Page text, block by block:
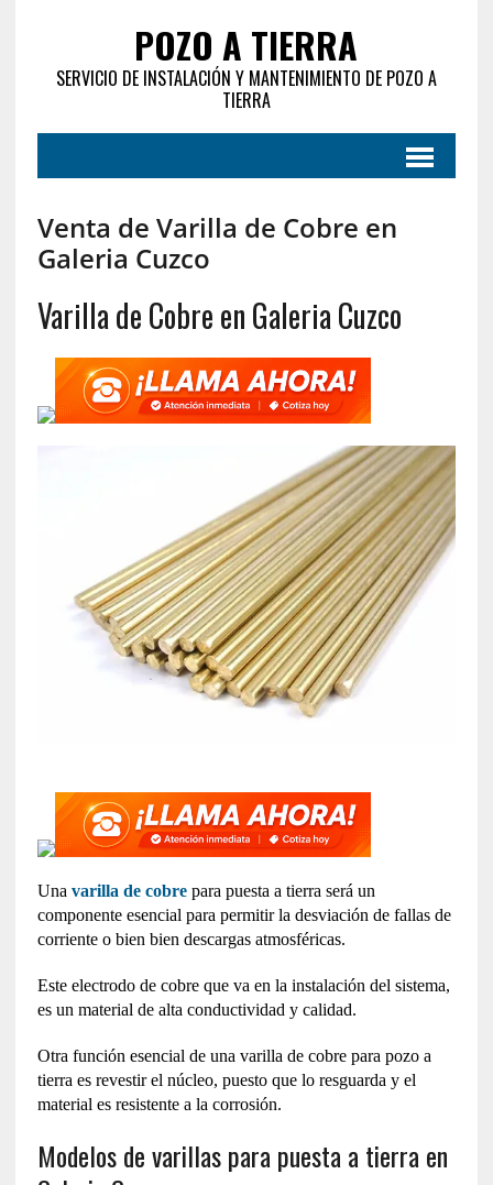
POZO A TIERRA
SERVICIO DE INSTALACIÓN Y MANTENIMIENTO DE POZO A
TIERRA
Venta de Varilla de Cobre en
Galeria Cuzco
Varilla de Cobre en Galeria Cuzco
Una varilla de cobrepara puesta a tierra será un
componente esencial para permitir la desviación de fallas de
corriente o bien bien descargas atmosféricas.
Este electrodo de cobre que va en la instalación del sistema,
es un material de alta conductividad y calidad.
Otra función esencial de una varilla de cobre para pozo a
tierra es revestir el núcleo, puesto que lo resguarda y el
material es resistente a la corrosión.
Modelos de varillas para puesta a tierra en